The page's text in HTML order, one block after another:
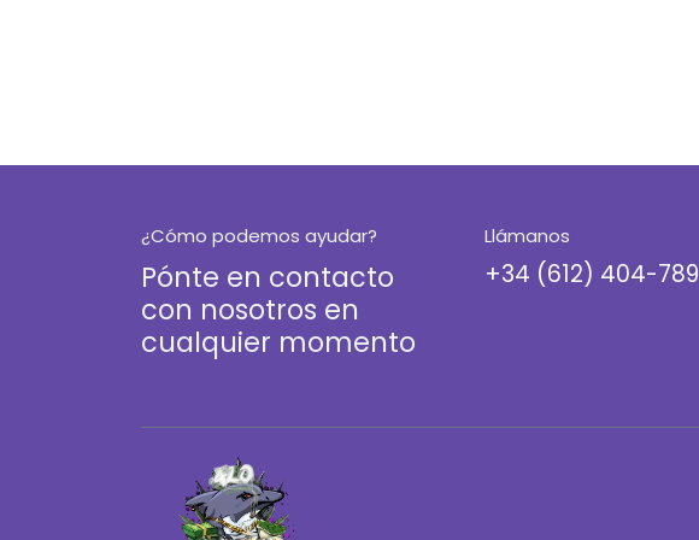
¿Cómo podemos ayudar?
Pónte en contacto
con nosotros en
cualquier momento
Llámanos
+34 (612) 404-789